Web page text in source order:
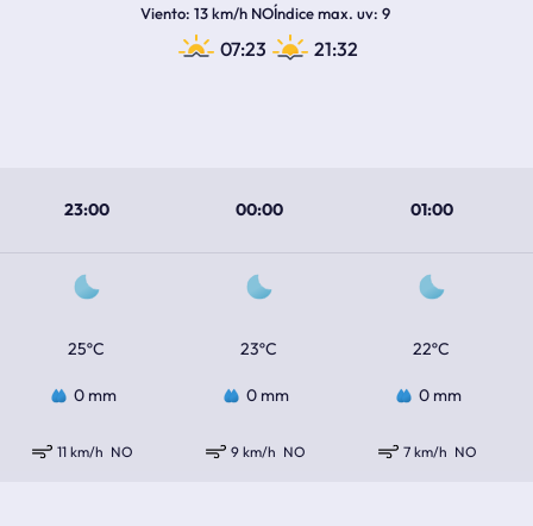
Viento 13 km/h NOÍndice max. uv 9
07:23 21:32
23:00 00:00 01:00
25ºC 23ºC 22ºC
0 mm 0 mm 0 mm
11 km/h NO 9 km/h NO 7 km/h NO